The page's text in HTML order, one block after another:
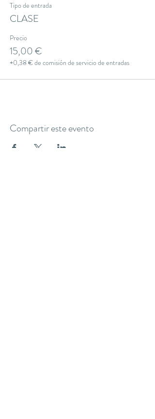
Tipo de entrada
CLASE
Precio
15,00 €
+0,38 € de comisión de servicio de entradas
Compartir este evento